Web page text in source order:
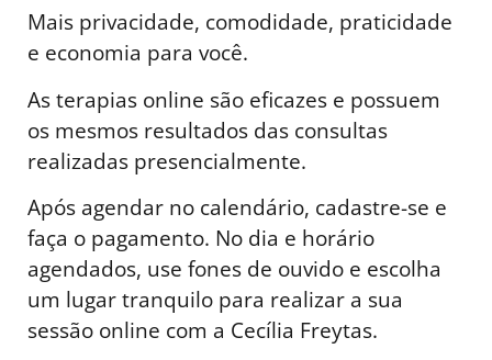
Mais privacidade, comodidade, praticidade
e economia para você.
As terapias online são eficazes e possuem
os mesmos resultados das consultas
realizadas presencialmente.
Após agendar no calendário, cadastre-se e
faça o pagamento. No dia e horário
agendados, use fones de ouvido e escolha
um lugar tranquilo para realizar a sua
sessão online com a Cecília Freytas.